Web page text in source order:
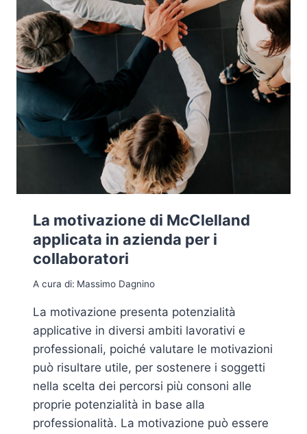
La motivazione di McClelland
applicata in azienda per i
collaboratori
A cura di: Massimo Dagnino
La motivazione presenta potenzialità
applicative in diversi ambiti lavorativi e
professionali, poiché valutare le motivazioni
può risultare utile, per sostenere i soggetti
nella scelta dei percorsi più consoni alle
proprie potenzialità in base alla
professionalità. La motivazione può essere